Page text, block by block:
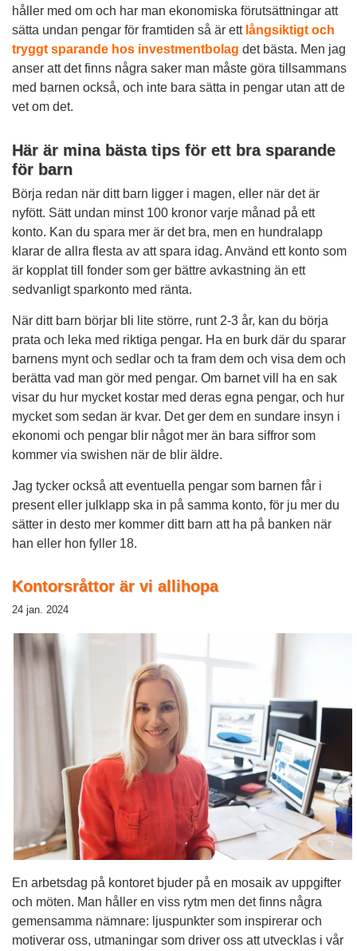
håller med om och har man ekonomiska förutsättningar att
sätta undan pengar för framtiden så är ett långsiktigt och
tryggt sparande hos investmentbolag det bästa. Men jag
anser att det finns några saker man måste göra tillsammans
med barnen också, och inte bara sätta in pengar utan att de
vet om det.
Här är mina bästa tips för ett bra sparande
för barn
Börja redan när ditt barn ligger i magen, eller när det är
nyfött. Sätt undan minst 100 kronor varje månad på ett
konto. Kan du spara mer är det bra, men en hundralapp
klarar de allra flesta av att spara idag. Använd ett konto som
är kopplat till fonder som ger bättre avkastning än ett
sedvanligt sparkonto med ränta.
När ditt barn börjar bli lite större, runt 2-3 år, kan du börja
prata och leka med riktiga pengar. Ha en burk där du sparar
barnens mynt och sedlar och ta fram dem och visa dem och
berätta vad man gör med pengar. Om barnet vill ha en sak
visar du hur mycket kostar med deras egna pengar, och hur
mycket som sedan är kvar. Det ger dem en sundare insyn i
ekonomi och pengar blir något mer än bara siffror som
kommer via swishen när de blir äldre.
Jag tycker också att eventuella pengar som barnen får i
present eller julklapp ska in på samma konto, för ju mer du
sätter in desto mer kommer ditt barn att ha på banken när
han eller hon fyller 18.
Kontorsråttor är vi allihopa
24 jan. 2024
En arbetsdag på kontoret bjuder på en mosaik av uppgifter
och möten. Man håller en viss rytm men det finns några
gemensamma nämnare: ljuspunkter som inspirerar och
motiverar oss, utmaningar som driver oss att utvecklas i vår